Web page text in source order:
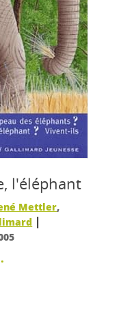
l'éléphant
Mettler,
|